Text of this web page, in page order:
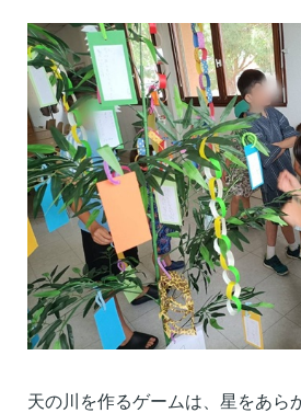
天の川を作るゲームは、星をあら